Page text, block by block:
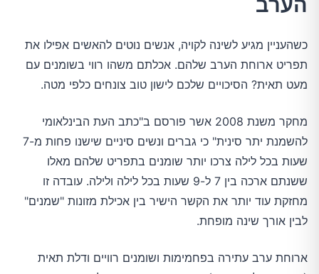
כשהעניין מגיע לשינה לקויה, אנשים נוטים להאשים אפילו את
תפריט ארוחת הערב שלהם. אכלתם משהו רווי בשומנים עם
מעט תאית? הסיכויים שלכם לישון טוב צונחים כלפי מטה.
מחקר משנת 2008 אשר פורסם ב"כתב העת הבינלאומי
להשמנת יתר סינית" כי גברים ונשים סיניים שישנו פחות מ-7
שעות בכל לילה צרכו יותר שומנים בתפריט שלהם מאלו
ששנתם ארכה בין 7 ל-9 שעות בכל לילה ולילה. עובדה זו
מחזקת עוד יותר את הקשר הישיר בין אכילת מזונות "שמנים"
לבין אורך שינה מופחת.
ארוחת ערב עתירה בפחמימות ושומנים רוויים ודלת תאית